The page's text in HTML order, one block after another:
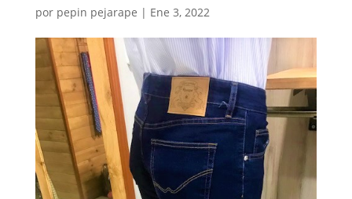
por pepin pejarape | Ene 3, 2022